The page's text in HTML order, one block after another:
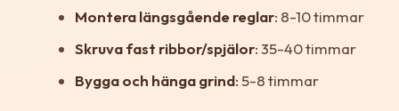
Montera längsgående reglar: 8-10 timmar
Skruva fast ribbor/spjälor: 35-40 timmar
Bygga och hänga grind: 5-8 timmar